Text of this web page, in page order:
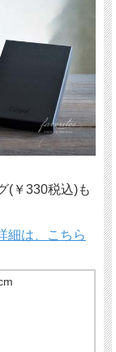
(￥330税込)も
細は、こちら